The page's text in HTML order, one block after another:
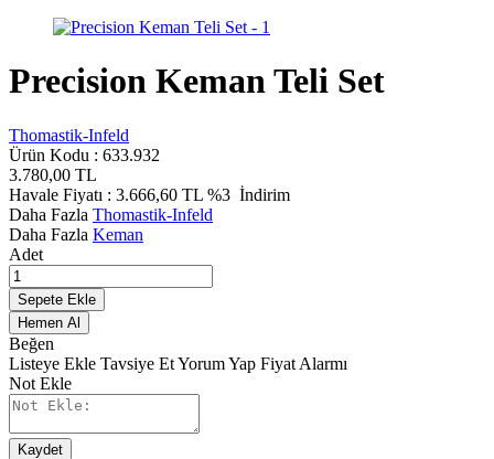
Precision Keman Teli Set
Thomastik-Infeld
Ürün Kodu : 633.932
3.780,00 TL
Havale Fiyatı : 3.666,60 TL %3 İndirim
Daha Fazla Thomastik-Infeld
Daha Fazla Keman
Adet
Sepete Ekle
Hemen Al
Beğen
Listeye Ekle Tavsiye EtYorum Yap Fiyat Alarmı
Not Ekle
Kaydet